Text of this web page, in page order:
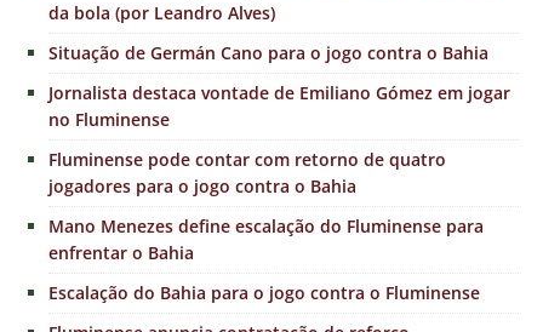
da bola (por Leandro Alves)
Situação de Germán Cano para o jogo contra o Bahia
Jornalista destaca vontade de Emiliano Gómez em jogar
no Fluminense
Fluminense pode contar com retorno de quatro
jogadores para o jogo contra o Bahia
Mano Menezes define escalação do Fluminense para
enfrentar o Bahia
Escalação do Bahia para o jogo contra o Fluminense